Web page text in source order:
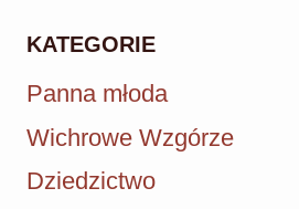
KATEGORIE
Panna młoda
Wichrowe Wzgórze
Dziedzictwo